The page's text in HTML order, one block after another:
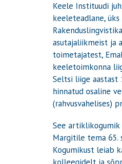
Keele Instituudi
keeleteadlane, üks
asutajaliikmeist ja
toimetajatest,
keeletoimkonna
Seltsi liige aastast
hinnatud osaline
(rahvusvahelises)
See artiklikogumik
Margitile tema 65.
Kogumikust leiab